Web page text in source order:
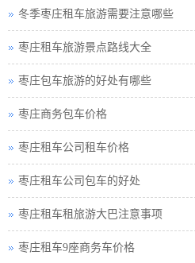
冬季枣庄租车旅游需要注意哪些
枣庄租车旅游景点路线大全
枣庄包车旅游的好处有哪些
枣庄商务包车价格
枣庄租车公司租车价格
枣庄租车公司包车的好处
枣庄租车租旅游大巴注意事项
枣庄租车9座商务车价格